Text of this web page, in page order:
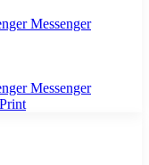
Messenger
Messenger
Print